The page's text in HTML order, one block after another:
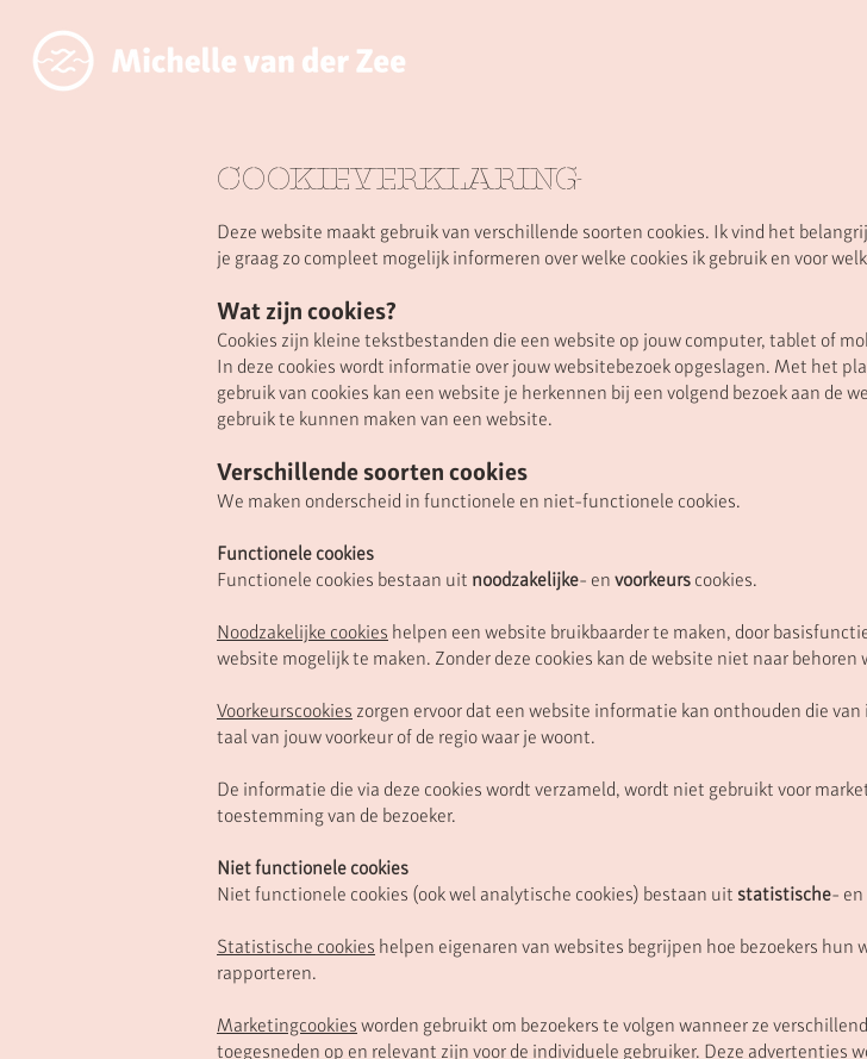
COOKIEVERKLARING
Deze website maakt gebruik van verschillende soorten cookies. Ik vind het
je graag zo compleet mogelijk informeren over welke cookies ik gebruik en voor
Wat zijn cookies?
Cookies zijn kleine tekstbestanden die een website op jouw computer, tablet of
In deze cookies wordt informatie over jouw websitebezoek opgeslagen. Met het
gebruik van cookies kan een website je herkennen bij een volgend bezoek aan
gebruik te kunnen maken van een website.
Verschillende soorten cookies
We maken onderscheid in functionele en niet-functionele cookies.
Functionele cookies
Functionele cookies bestaan uit noodzakelijke- en voorkeurs cookies.
Noodzakelijke cookies helpen een website bruikbaarder te maken, door
website mogelijk te maken. Zonder deze cookies kan de website niet naar behoren
Voorkeurscookies zorgen ervoor dat een website informatie kan onthouden die
taal van jouw voorkeur of de regio waar je woont.
De informatie die via deze cookies wordt verzameld, wordt niet gebruikt voor
toestemming van de bezoeker.
Niet functionele cookies
Niet functionele cookies (ook wel analytische cookies) bestaan uit statistische- en
Statistische cookies helpen eigenaren van websites begrijpen hoe bezoekers
rapporteren.
Marketingcookies worden gebruikt om bezoekers te volgen wanneer ze
toegesneden op en relevant zijn voor de individuele gebruiker. Deze advertenties